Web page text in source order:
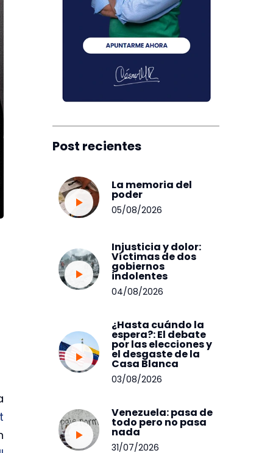
Post recientes
La memoria del
poder
05/08/2026
Injusticia y dolor:
Víctimas de dos
gobiernos
indolentes
04/08/2026
¿Hasta cuándo la
espera?: El debate
por las elecciones y
el desgaste de la
Casa Blanca
03/08/2026
Venezuela: pasa de
todo pero no pasa
nada
31/07/2026